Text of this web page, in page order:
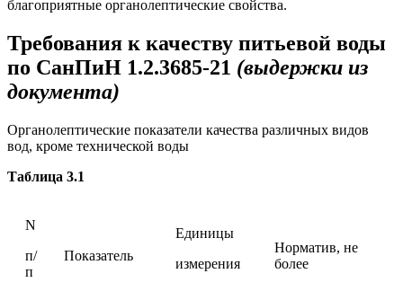
благоприятные органолептические свойства.
Требования к качеству питьевой воды
по СанПиН 1.2.3685-21 (выдержки из
документа)
Органолептические показатели качества различных видов
вод, кроме технической воды
Таблица 3.1
N
п/
п
Показатель
Единицы
измерения
Норматив, не
более